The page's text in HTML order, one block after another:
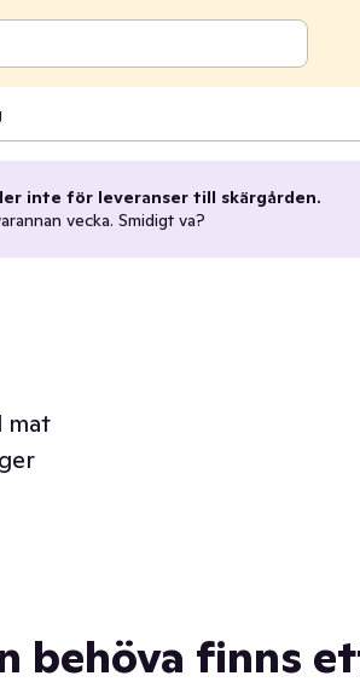
inte för leveranser till skärgården.
vecka. Smidigt va?
mat
behöva finns